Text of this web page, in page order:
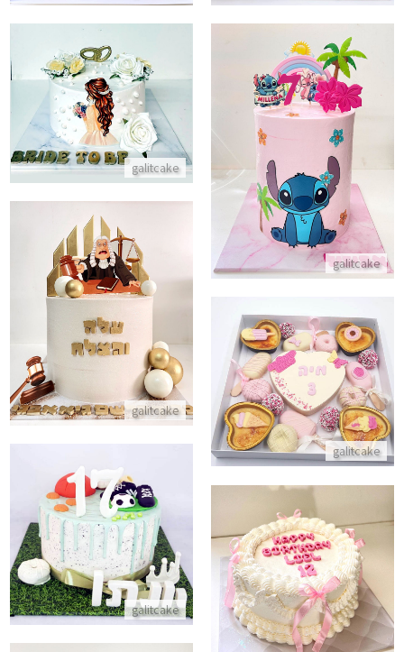
galitcake
עוגת למסיבת רווקות עם הכלה
התקשר/י
galitcake
עוגת סטיץ
התקשר/י
galitcake
עוגת בית המשפט
התקשר/י
galitcake
מארז מתוקים ליום הולדת
התקשר/י
galitcake
עוגת כדורסל
התקשר/י
עוגת זילוף וינטאג לבת מצווה
התקשר/י